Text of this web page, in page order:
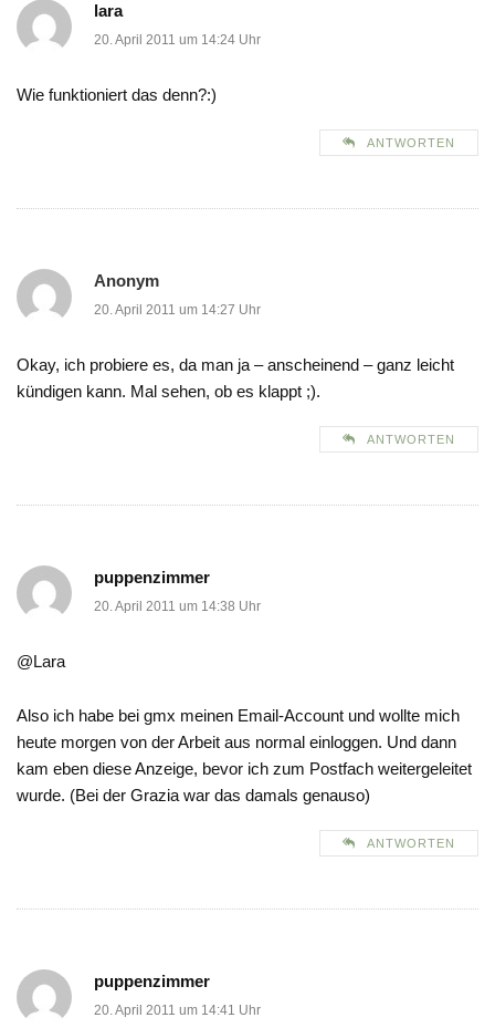
lara
20. April 2011 um 14:24 Uhr
Wie funktioniert das denn?:)
ANTWORTEN
Anonym
20. April 2011 um 14:27 Uhr
Okay, ich probiere es, da man ja – anscheinend – ganz leicht
kündigen kann. Mal sehen, ob es klappt ;).
ANTWORTEN
puppenzimmer
20. April 2011 um 14:38 Uhr
@Lara
Also ich habe bei gmx meinen Email-Account und wollte mich
heute morgen von der Arbeit aus normal einloggen. Und dann
kam eben diese Anzeige, bevor ich zum Postfach weitergeleitet
wurde. (Bei der Grazia war das damals genauso)
ANTWORTEN
puppenzimmer
20. April 2011 um 14:41 Uhr